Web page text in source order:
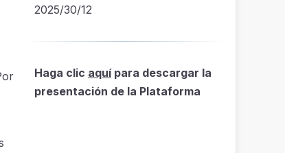
2025/30/12
Haga clic aquípara descargar la
presentación de la Plataforma